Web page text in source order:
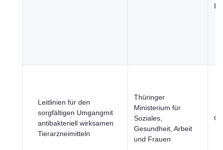
Leitlinien für den
sorgfältigen Umgangmit
antibakteriell wirksamen
Tierarzneimitteln
Thüringer
Ministerium für
Soziales,
Gesundheit, Arbeit
und Frauen